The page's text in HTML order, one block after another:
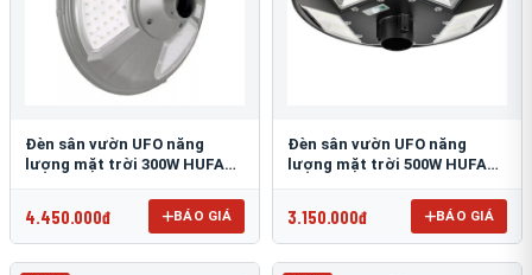
Đèn sân vườn UFO năng
lượng mặt trời 300W HUFA
4.450.000đ BÁO GIÁ
Đèn sân vườn UFO năng
lượng mặt trời 500W HUFA
3.150.000đ BÁO GIÁ